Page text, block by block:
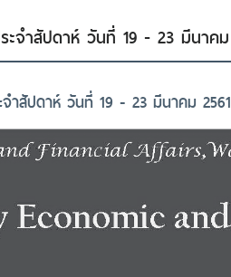
ะจำสัปดาห์ วันที่ 19 - 23 มีนาค
จำสัปดาห์ วันที่ 19 - 23 มีนาคม 2561